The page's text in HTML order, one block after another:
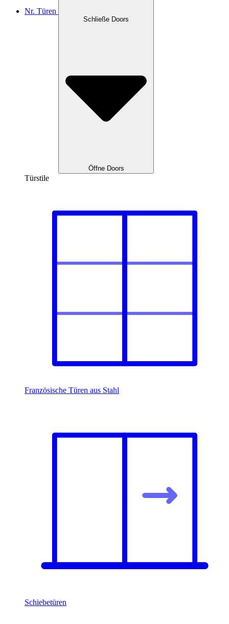
Nr. Türen
Schließe Doors
Öffne Doors
Türstile
Französische Türen aus Stahl
Schiebetüren